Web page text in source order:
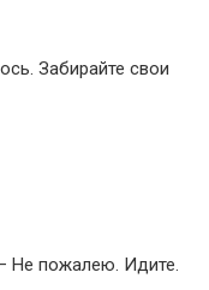
Забирайте свои
Не пожалею. Идите.